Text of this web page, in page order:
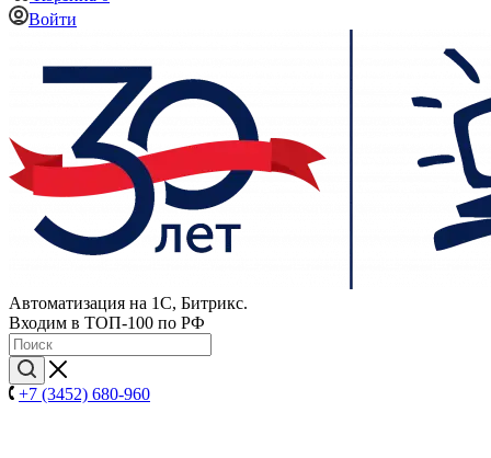
Войти
Автоматизация на 1С, Битрикс.
Входим в ТОП-100 по РФ
+7 (3452) 680-960